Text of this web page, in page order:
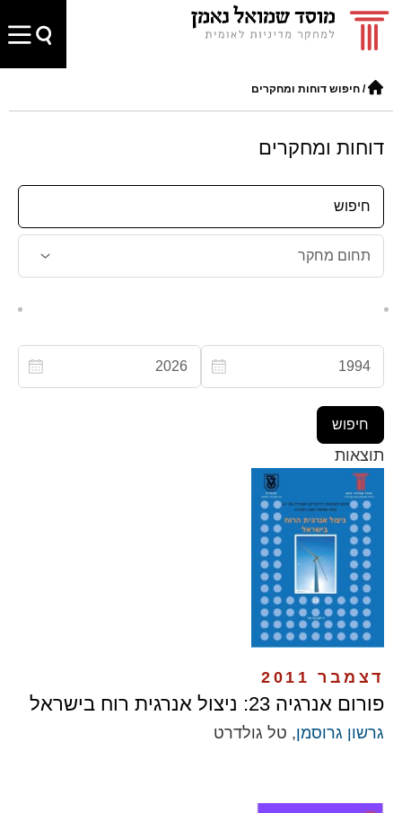
/ חיפוש דוחות ומחקרים
דוחות ומחקרים
תוצאות
דצמבר 2011
פורום אנרגיה 23: ניצול אנרגית רוח בישראל
גרשון גרוסמן, טל גולדרט